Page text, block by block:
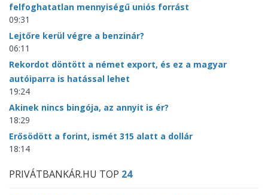
felfoghatatlan mennyiségű uniós forrást
09:31
Lejtőre kerül végre a benzinár?
06:11
Rekordot döntött a német export, és ez a magyar
autóiparra is hatással lehet
19:24
Akinek nincs bingója, az annyit is ér?
18:29
Erősödött a forint, ismét 315 alatt a dollár
18:14
PRIVÁTBANKÁR.HU TOP 24